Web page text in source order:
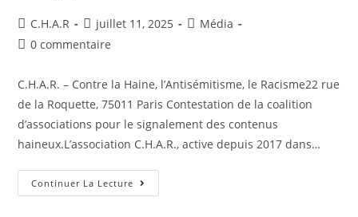
C.H.A.R juillet 11, 2025
Média
0 commentaire
C.H.A.R. – Contre la Haine, l’Antisémitisme, le Racisme22 rue
de la Roquette, 75011 Paris Contestation de la coalition
d’associations pour le signalement des contenus
haineux.L’association C.H.A.R., active depuis 2017 dans…
Continuer La Lecture